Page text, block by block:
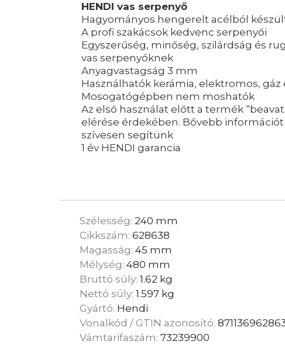
HENDI vas serpenyő
Hagyományos hengerelt acélból
A profi szakácsok kedvenc serpenyői
Egyszerűség, minőség, szilárdság és
vas serpenyőknek
Anyagvastagság 3 mm
Használhatók kerámia, elektromos, gáz
Mosogatógépben nem moshatók
Az első használat előtt a termék
elérése érdekében. Bővebb információt
szívesen segítünk
1 év HENDI garancia
Szélesség: 240 mm
Cikkszám:628638
Magasság:45 mm
Mélység:480 mm
Bruttó súly:1.62 kg
Nettó súly:1.597 kg
Gyártó: Hendi
Vonalkód / GTIN azonosító:
Vámtarifaszám:73239900